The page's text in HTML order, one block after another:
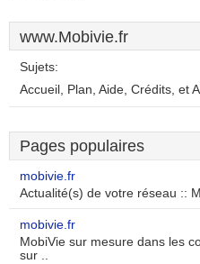
www.Mobivie.fr
Sujets:
Accueil, Plan, Aide, Crédits, et
Pages populaires
mobivie.fr
Actualité(s) de votre réseau ::
mobivie.fr
MobiVie sur mesure dans les
sur ..